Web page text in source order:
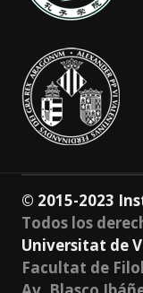
© 2015-2023
Todos los
Universitat de
Facultat de